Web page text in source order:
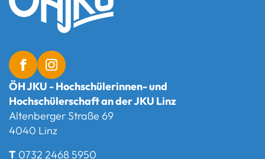
ÖH JKU - Hochschülerinnen- und
Hochschülerschaft an der JKU Linz
Altenberger Straße 69
4040 Linz
T 0732 2468 5950